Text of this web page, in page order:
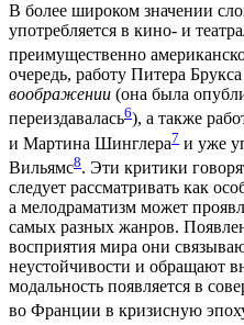
В более широком значении
употребляется в кино- и
преимущественно
очередь, работу Питера
воображении (она была
переиздавалась6), а также
и Мартина Шинглера7 и уже
Вильямс8. Эти критики
следует рассматривать как
а мелодраматизм может
самых разных жанров.
восприятия мира они
неустойчивости и обращают
модальность появляется в
во Франции в кризисную